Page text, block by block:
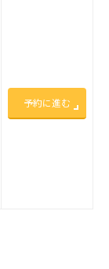
予約に進む